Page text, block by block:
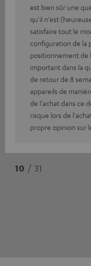
est bien sûr une
qu'il n'est
satisfaire tout le
configuration de la
positionnement de
important dans la
de retour de 8
appareils de
de l'achat dans ce
risque lors de
propre opinion sur
10 / 31